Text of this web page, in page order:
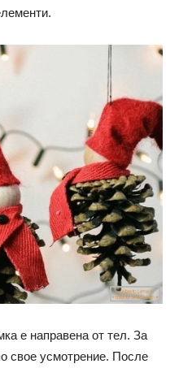
е направена от тел. За
свое усмотрение. После